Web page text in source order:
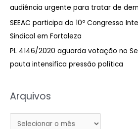
p
o
r
:
audiência urgente para tratar de
SEEAC participa do 10º Congresso
Sindical em Fortaleza
PL 4146/2020 aguarda votação no
pauta intensifica pressão política
Arquivos